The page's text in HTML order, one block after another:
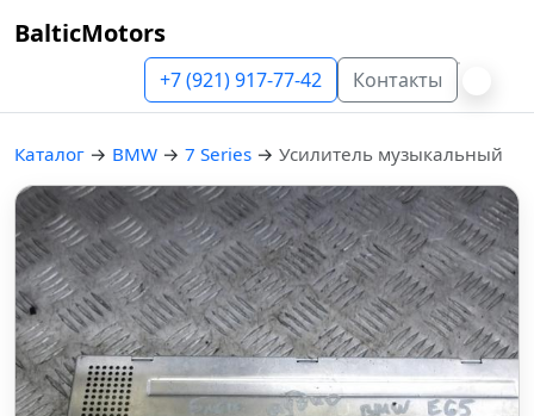
BalticMotors
+7 (921) 917-77-42 Контакты
Каталог → BMW → 7 Series → Усилитель музыкальный